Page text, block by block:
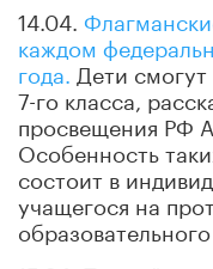
14.04.
каждом
года. Дети
7-го класса,
просвещения РФ
Особенность
состоит в
учащегося на